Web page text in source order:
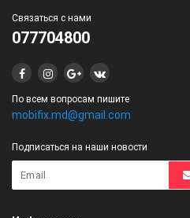
Связаться с нами
077704800
По всем вопросам пишите
mobifix.md@gmail.com
Подписаться на наши новости